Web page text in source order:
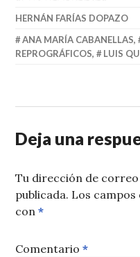
HERNÁN FARÍAS DOPAZO
ANA MARÍA CABANELLAS,
REPROGRÁFICOS, LUIS
Deja una
Tu dirección de
publicada. Los
con*
Comentario*